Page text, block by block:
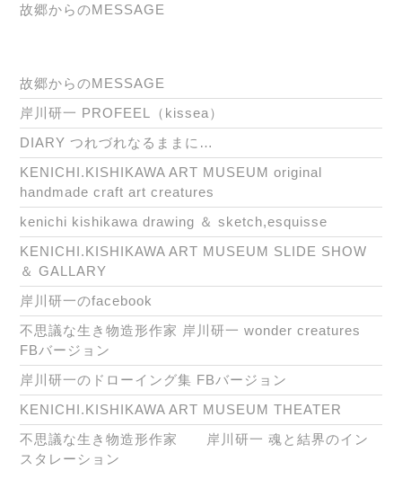
故郷からのMESSAGE
故郷からのMESSAGE
岸川研一 PROFEEL（kissea）
DIARY つれづれなるままに…
KENICHI.KISHIKAWA ART MUSEUM original
handmade craft art creatures
kenichi kishikawa drawing ＆ sketch,esquisse
KENICHI.KISHIKAWA ART MUSEUM SLIDE SHOW
＆ GALLARY
岸川研一のfacebook
不思議な生き物造形作家 岸川研一 wonder creatures
FBバージョン
岸川研一のドローイング集 FBバージョン
KENICHI.KISHIKAWA ART MUSEUM THEATER
不思議な生き物造形作家 岸川研一 魂と結界のイン
スタレーション